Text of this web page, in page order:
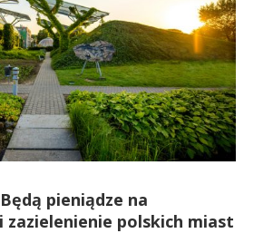
pieniądze na
polskich miast